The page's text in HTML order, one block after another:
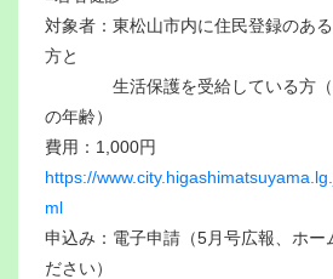
対象者：東松山市内に住民登録のあ
方と
生活保護を受給している方（
の年齢）
費用：1,000円
https://
ml
申込み：電子申請（5月号広報、ホー
ださい）